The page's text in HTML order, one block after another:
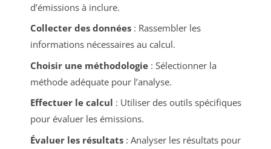
d’émissions à inclure.
Collecter des données: Rassembler les
informations nécessaires au calcul.
Choisir une méthodologie: Sélectionner la
méthode adéquate pour l’analyse.
Effectuer le calcul : Utiliser des outils spécifiques
pour évaluer les émissions.
Évaluer les résultats: Analyser les résultats pour